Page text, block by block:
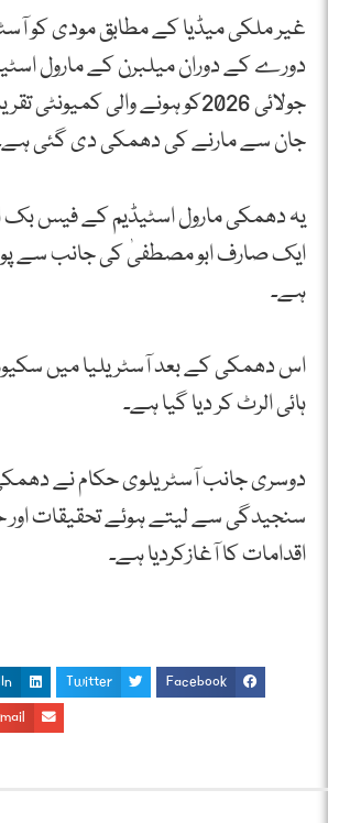
غیر ملکی میڈیا کے مطابق مودی کو
جولائی 2026کو ہونے والی
جان سے مارنے کی دھمکی دی گئی
یہ دھمکی مارول اسٹیڈیم کے فیس بک
ایک صارف ابو مصطفیٰ کی جانب سے
ہے۔
اس دھمکی کے بعد آسٹریلیا میں
ہائی الرٹ کر دیا گیا ہے۔
دوسری جانب آسٹریلوی حکام نے
سنجیدگی سے لیتے ہوئے تحقیقات اور
اقدامات کا آغازکردیا ہے۔
Facebook
Twitter